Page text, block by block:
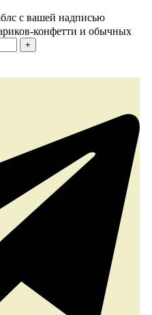
с вашей надписью
конфетти и обычных